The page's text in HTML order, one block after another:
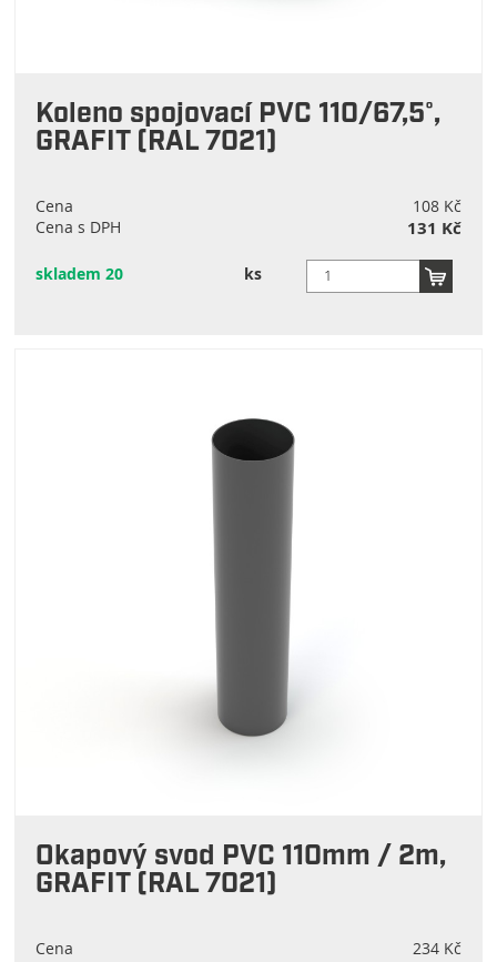
Koleno spojovací PVC 110/67,5°,
GRAFIT (RAL 7021)
Cena
108 Kč
Cena s DPH
131 Kč
skladem 20 ks
Okapový svod PVC 110mm / 2m,
GRAFIT (RAL 7021)
Cena
234 Kč